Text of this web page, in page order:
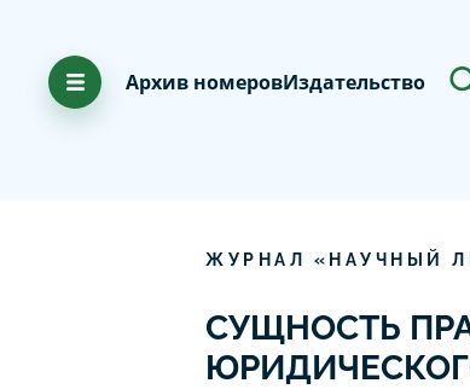
Архив номеровИздательство
ЖУРНАЛ «НАУЧНЫЙ
СУЩНОСТЬ